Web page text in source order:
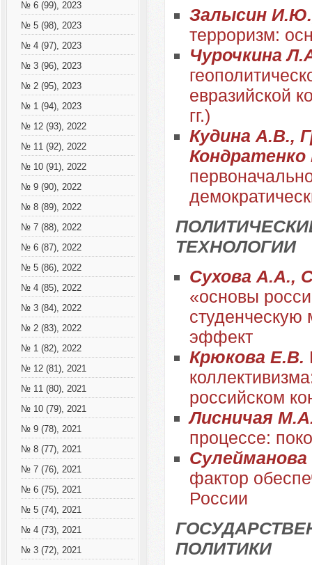
№ 6 (99), 2023
№ 5 (98), 2023
№ 4 (97), 2023
№ 3 (96), 2023
№ 2 (95), 2023
№ 1 (94), 2023
№ 12 (93), 2022
№ 11 (92), 2022
№ 10 (91), 2022
№ 9 (90), 2022
№ 8 (89), 2022
№ 7 (88), 2022
№ 6 (87), 2022
№ 5 (86), 2022
№ 4 (85), 2022
№ 3 (84), 2022
№ 2 (83), 2022
№ 1 (82), 2022
№ 12 (81), 2021
№ 11 (80), 2021
№ 10 (79), 2021
№ 9 (78), 2021
№ 8 (77), 2021
№ 7 (76), 2021
№ 6 (75), 2021
№ 5 (74), 2021
№ 4 (73), 2021
№ 3 (72), 2021
Залысин
терроризм:
Чурочкина
евразийской
гг.)
Кудина А.В.,
ТЕХНОЛОГИИ
Сухова А.А.,
«основы
студенческую
эффект
Крюкова Е.В.
российском
Лисничая
процессе:
фактор
России
ПОЛИТИКИ